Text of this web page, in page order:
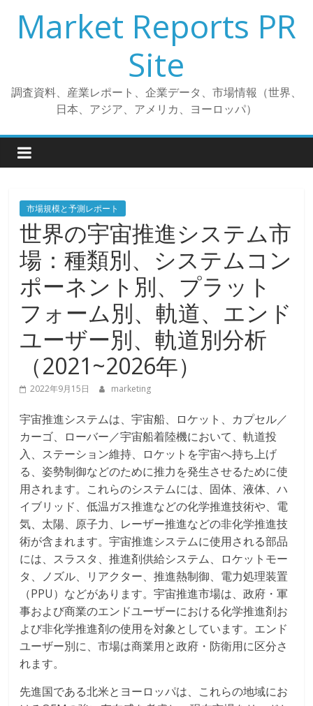
プ
Market Reports PR
Site
調査資料、産業レポート、企業データ、市場情報（世界、
日本、アジア、アメリカ、ヨーロッパ）
市場規模と予測レポート
世界の宇宙推進システム市
場：種類別、システムコン
ポーネント別、プラット
フォーム別、軌道、エンド
ユーザー別、軌道別分析
（2021~2026年）
2022年9月15日 marketing
宇宙推進システムは、宇宙船、ロケット、カプセル／
カーゴ、ローバー／宇宙船着陸機において、軌道投
入、ステーション維持、ロケットを宇宙へ持ち上げ
る、姿勢制御などのために推力を発生させるために使
用されます。これらのシステムには、固体、液体、ハ
イブリッド、低温ガス推進などの化学推進技術や、電
気、太陽、原子力、レーザー推進などの非化学推進技
術が含まれます。宇宙推進システムに使用される部品
には、スラスタ、推進剤供給システム、ロケットモー
タ、ノズル、リアクター、推進熱制御、電力処理装置
（PPU）などがあります。宇宙推進市場は、政府・軍
事および商業のエンドユーザーにおける化学推進剤お
よび非化学推進剤の使用を対象としています。エンド
ユーザー別に、市場は商業用と政府・防衛用に区分さ
れます。
先進国である北米とヨーロッパは、これらの地域にお